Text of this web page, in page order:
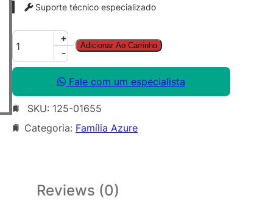
Suporte técnico especializado
A
u
e
D
e
+
-
Adicionar Ao Carrinho
Fale com um especialista
SKU: 125-01655
Categoria: Família Azure
Reviews (0)